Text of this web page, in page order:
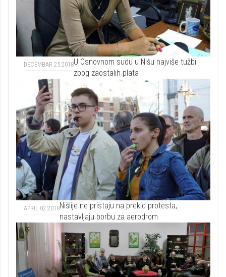
DECEMBAR 25 2018U Osnovnom sudu u Nišu najviše tužbi
zbog zaostalih plata
APRIL 02 2018Nišlije ne pristaju na prekid protesta,
nastavljaju borbu za aerodrom